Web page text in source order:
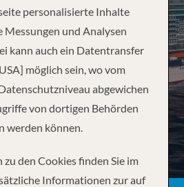
personalisierte Inhalte
Messungen und Analysen
kann auch ein Datentransfer
möglich sein, wo vom
abgewichen
von dortigen Behörden
werden können.
den Cookies finden Sie im
Informationen zur auf